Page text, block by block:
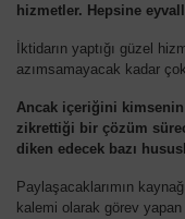
hizmetler. Hepsine
İktidarın yaptığı güzel
azımsamayacak kadar
Ancak içeriğini kimsenin
zikrettiği bir çözüm
diken edecek bazı
Paylaşacaklarımın
kalemi olarak görev